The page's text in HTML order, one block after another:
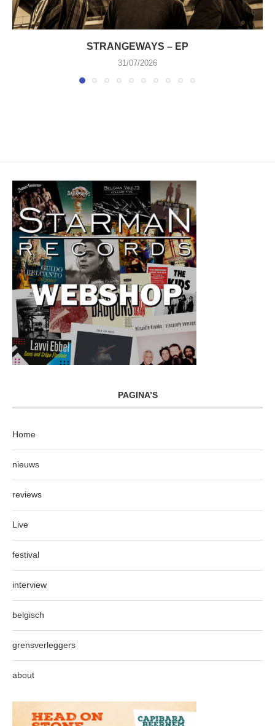
STRANGEWAYS – EP
31/07/2026
PAGINA’S
Home
nieuws
reviews
Live
festival
interview
belgisch
grensverleggers
about